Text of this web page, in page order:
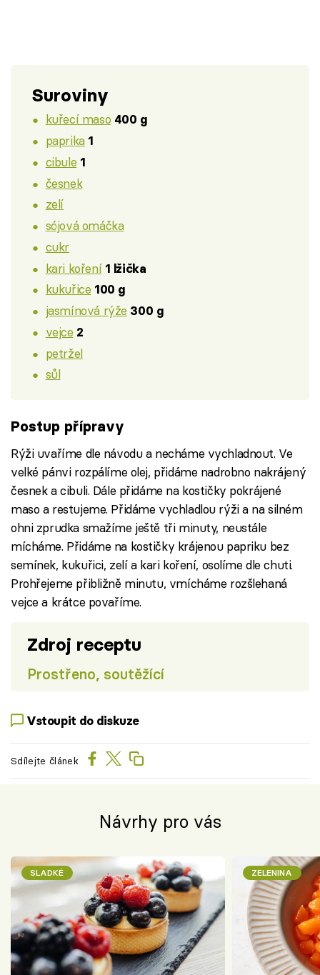
Suroviny
kuřecí maso 400 g
paprika 1
cibule 1
česnek
zelí
sójová omáčka
cukr
kari koření 1 lžička
kukuřice 100 g
jasmínová rýže 300 g
vejce 2
petržel
sůl
Postup přípravy
Rýži uvaříme dle návodu a necháme vychladnout. Ve
velké pánvi rozpálíme olej, přidáme nadrobno nakrájený
česnek a cibuli. Dále přidáme na kostičky pokrájené
maso a restujeme. Přidáme vychladlou rýži a na silném
ohni zprudka smažíme ještě tři minuty, neustále
mícháme. Přidáme na kostičky krájenou papriku bez
semínek, kukuřici, zelí a kari koření, osolíme dle chuti.
Prohřejeme přibližně minutu, vmícháme rozšlehaná
vejce a krátce povaříme.
Zdroj receptu
Prostřeno, soutěžící
Vstoupit do diskuze
Sdílejte článek
Návrhy pro vás
SLADKÉ ZELENINA